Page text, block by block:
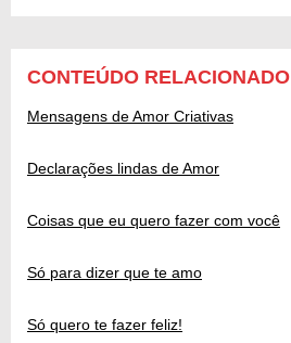
CONTEÚDO RELACIONADO
Mensagens de Amor Criativas
Declarações lindas de Amor
Coisas que eu quero fazer com você
Só para dizer que te amo
Só quero te fazer feliz!